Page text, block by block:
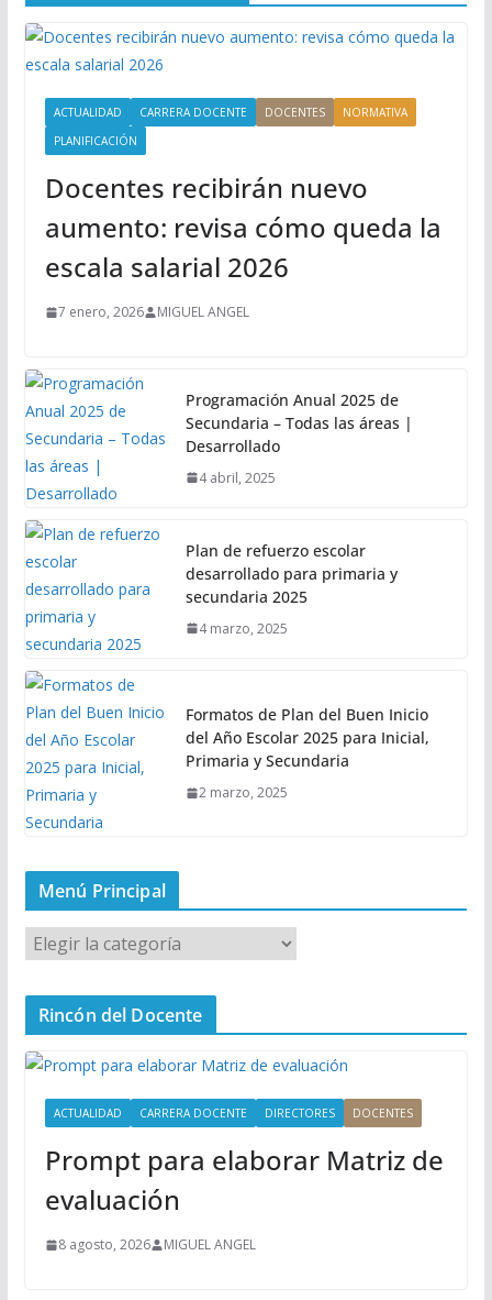
ACTUALIDAD CARRERA DOCENTE DOCENTES
NORMATIVA
PLANIFICACIÓN
Docentes recibirán nuevo
aumento: revisa cómo queda la
escala salarial 2026
7 enero, 2026 MIGUEL ANGEL
Programación Anual 2025 de
Secundaria – Todas las áreas |
Desarrollado
4 abril, 2025
Plan de refuerzo escolar
desarrollado para primaria y
secundaria 2025
4 marzo, 2025
Formatos de Plan del Buen Inicio
del Año Escolar 2025 para Inicial,
Primaria y Secundaria
2 marzo, 2025
Menú Principal
M
e
n
P
Rincón del Docente
ACTUALIDAD CARRERA DOCENTE DIRECTORES DOCENTES
Prompt para elaborar Matriz de
evaluación
8 agosto, 2026 MIGUEL ANGEL